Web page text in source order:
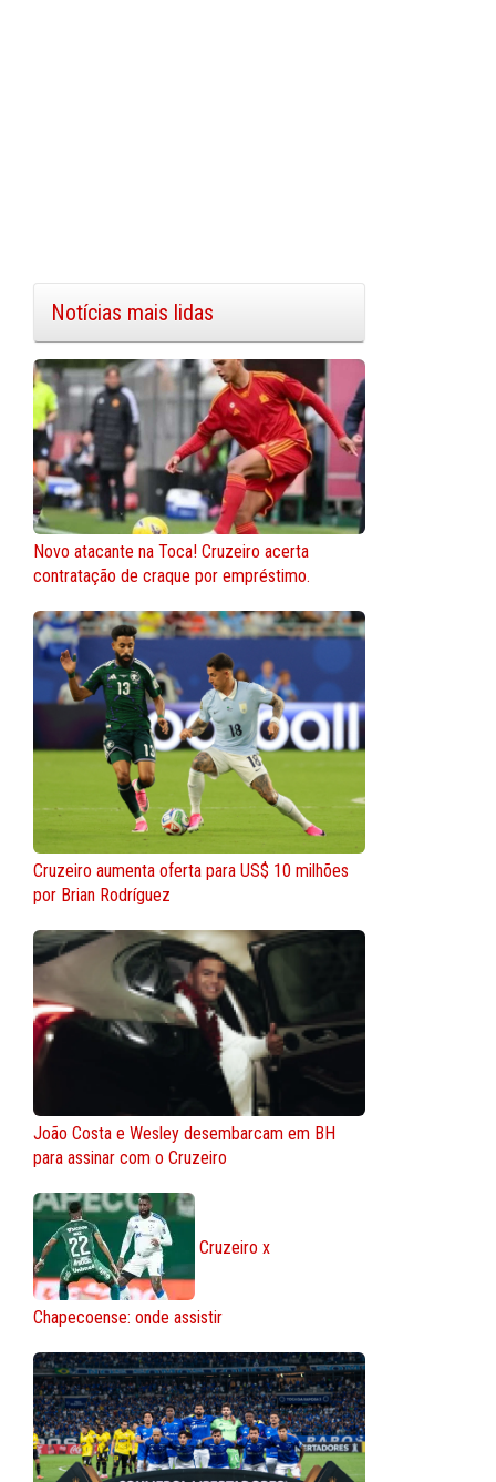
Notícias mais lidas
Novo atacante na Toca! Cruzeiro acerta
contratação de craque por empréstimo.
Cruzeiro aumenta oferta para US$ 10 milhões
por Brian Rodríguez
João Costa e Wesley desembarcam em BH
para assinar com o Cruzeiro
Cruzeiro x
Chapecoense: onde assistir